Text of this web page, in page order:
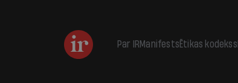
Par IRManifestsĒtikas kodekss